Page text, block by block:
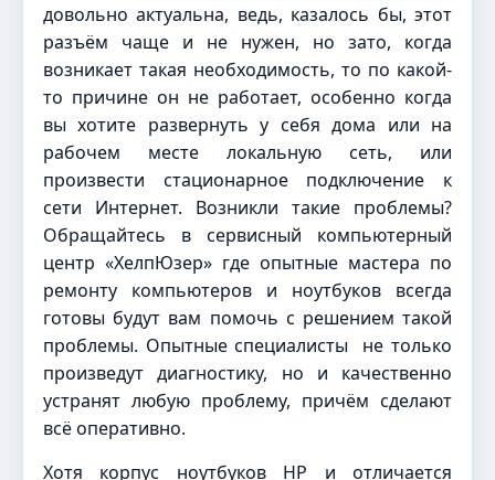
довольно актуальна, ведь, казалось бы, этот
разъём чаще и не нужен, но зато, когда
возникает такая необходимость, то по какой-
то причине он не работает, особенно когда
вы хотите развернуть у себя дома или на
рабочем месте локальную сеть, или
произвести стационарное подключение к
сети Интернет. Возникли такие проблемы?
Обращайтесь в сервисный компьютерный
центр «ХелпЮзер» где опытные мастера по
ремонту компьютеров и ноутбуков всегда
готовы будут вам помочь с решением такой
проблемы. Опытные специалисты не только
произведут диагностику, но и качественно
устранят любую проблему, причём сделают
всё оперативно.
Хотя корпус ноутбуков HP и отличается